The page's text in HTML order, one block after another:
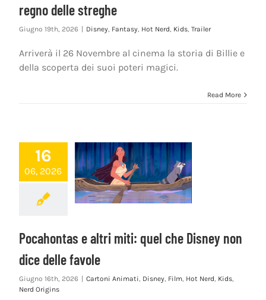
regno delle streghe
Giugno 19th, 2026 Disney, Fantasy, Hot Nerd, Kids, Trailer
Arriverà il 26 Novembre al cinema la storia di Billie e
della scoperta dei suoi poteri magici.
Read More
16
06, 2026
Pocahontas e altri miti: quel che Disney non
dice delle favole
Giugno 16th, 2026 Cartoni Animati, Disney, Film, Hot Nerd, Kids,
Nerd Origins